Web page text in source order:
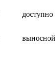
доступно